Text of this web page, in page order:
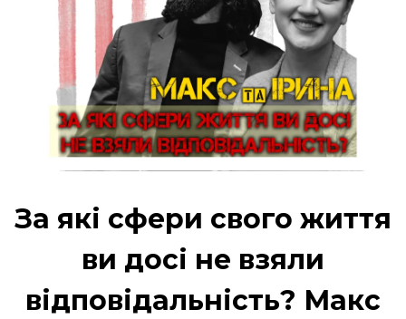
За які сфери свого життя
ви досі не взяли
відповідальність? Макс